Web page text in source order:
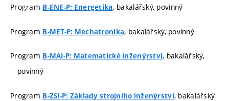
Program B-ENE-P: Energetika, bakalářský, povinný
Program B-MET-P: Mechatronika, bakalářský, povinný
Program B-MAI-P: Matematické inženýrství, bakalářský,
povinný
Program B-ZSI-P: Základy strojního inženýrství, bakalářský